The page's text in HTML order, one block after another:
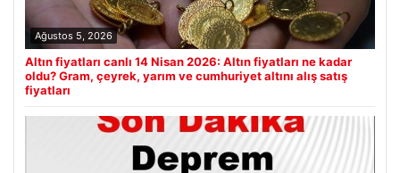
Ağustos 5, 2026
Altın fiyatları canlı 14 Nisan 2026: Altın fiyatları ne kadar
oldu? Gram, çeyrek, yarım ve cumhuriyet altını alış satış
fiyatları